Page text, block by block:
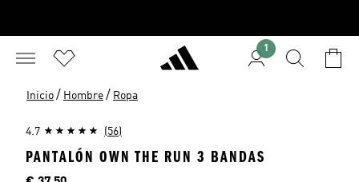
1
Inicio / Hombre / Ropa
4.7 (56)
PANTALÓN OWN THE RUN 3 BANDAS